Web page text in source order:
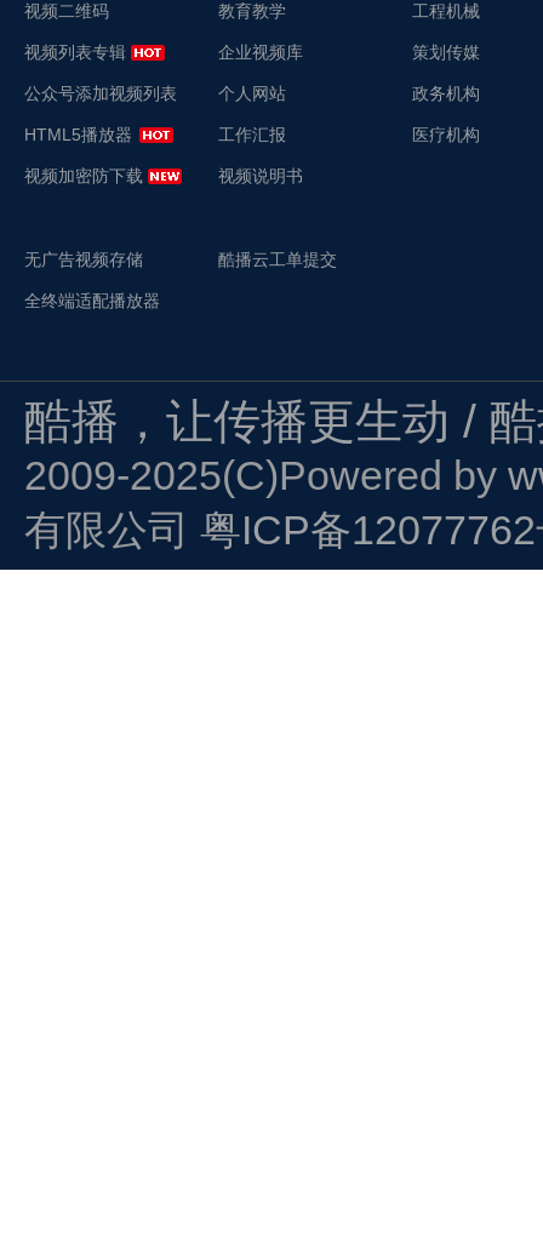
视频二维码
视频列表专辑
公众号添加视频列表
HTML5播放器
视频加密防下载
无广告视频存储
全终端适配播放器
教育教学
企业视频库
个人网站
工作汇报
视频说明书
酷播云工单提交
工程机械
策划传媒
政务机构
医疗机构
酷播，让传播更生动 /
2009-2025(C)Powered by
有限公司 粤ICP备